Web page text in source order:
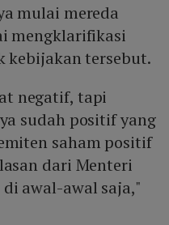
mulai mereda
mengklarifikasi
kebijakan tersebut.
negatif, tapi
sudah positif yang
saham positif
dari Menteri
awal-awal saja,"